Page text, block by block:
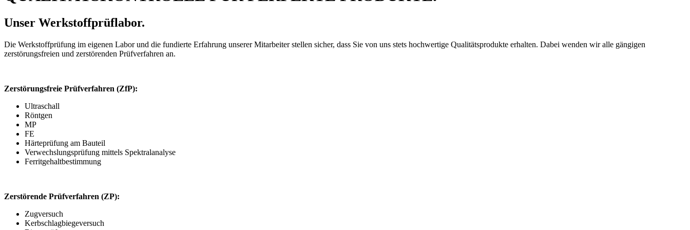
Unser Werkstoffprüflabor.
Die Werkstoffprüfung im eigenen Labor und die fundierte Erfahrung unserer Mitarbeiter stellen sicher, dass Sie von uns stets hochwertige Qualitätsprodukte erhalten. Dabei wenden wir alle gängigen
zerstörungsfreien und zerstörenden Prüfverfahren an.
Zerstörungsfreie Prüfverfahren (ZfP):
Ultraschall
Röntgen
MP
FE
Härteprüfung am Bauteil
Verwechslungsprüfung mittels Spektralanalyse
Ferritgehaltbestimmung
Zerstörende Prüfverfahren (ZP):
Zugversuch
Kerbschlagbiegeversuch